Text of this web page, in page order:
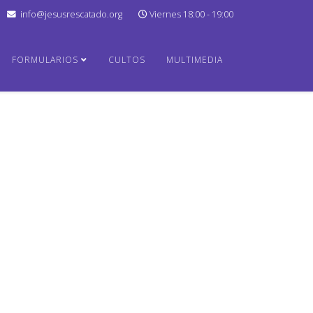
info@jesusrescatado.org Viernes 18:00 - 19:00
FORMULARIOS CULTOS MULTIMEDIA